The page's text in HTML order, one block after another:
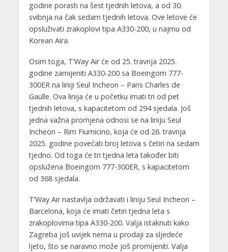
godine porasti na šest tjednih letova, a od 30.
svibnja na čak sedam tjednih letova. Ove letove će
opsluživati zrakoplovi tipa A330-200, u najmu od
Korean Aira.
Osim toga, T’Way Air će od 25. travnja 2025.
godine zamijeniti A330-200 sa Boeingom 777-
300ER na liniji Seul Incheon – Paris Charles de
Gaulle. Ova linija će u početku imati tri od pet
tjednih letova, s kapacitetom od 294 sjedala. Još
jedna važna promjena odnosi se na liniju Seul
Incheon – Rim Fiumicino, koja će od 26. travnja
2025. godine povećati broj letova s četiri na sedam
tjedno. Od toga će tri tjedna leta također biti
opslužena Boeingom 777-300ER, s kapacitetom
od 368 sjedala.
T’Way Air nastavlja održavati i liniju Seul Incheon –
Barcelona, koja će imati četiri tjedna leta s
zrakoplovima tipa A330-200. Valja istaknuti kako
Zagreba još uvijek nema u prodaji za sljedeće
ljeto, što se naravno može još promijeniti. Valja